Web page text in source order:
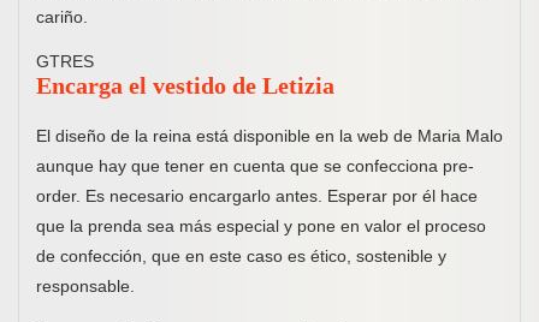
cariño.
GTRES
Encarga el vestido de Letizia
El diseño de la reina está disponible en la web de Maria Malo
aunque hay que tener en cuenta que se confecciona pre-
order. Es necesario encargarlo antes. Esperar por él hace
que la prenda sea más especial y pone en valor el proceso
de confección, que en este caso es ético, sostenible y
responsable.